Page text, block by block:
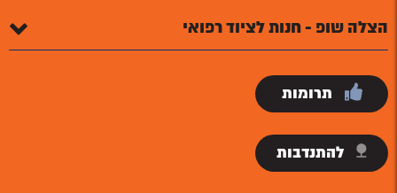
הצלה שופ - חנות לציוד רפואי
תרומות
להתנדבות